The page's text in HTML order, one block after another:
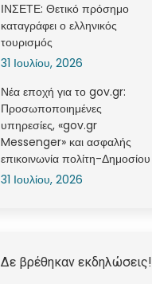
ΙΝΣΕΤΕ: Θετικό πρόσημο
καταγράφει ο ελληνικός
τουρισμός
31 Ιουλίου, 2026
Νέα εποχή για το gov.gr:
Προσωποποιημένες
υπηρεσίες, «gov.gr
Messenger» και ασφαλής
επικοινωνία πολίτη-Δημοσίου
31 Ιουλίου, 2026
Δε βρέθηκαν εκδηλώσεις!